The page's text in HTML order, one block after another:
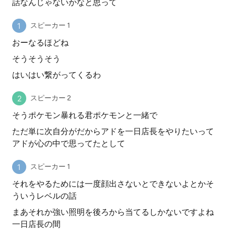
話なんじゃないかなと思って
スピーカー 1
おーなるほどね
そうそうそう
はいはい繋がってくるわ
スピーカー 2
そうポケモン暴れる君ポケモンと一緒で
ただ単に次自分がだからアドを一日店長をやりたいって
アドが心の中で思ってたとして
スピーカー 1
それをやるためには一度顔出さないとできないよとかそ
ういうレベルの話
まあそれか強い照明を後ろから当てるしかないですよね
一日店長の間